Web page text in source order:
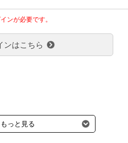
します。
分かれる場合の送料負担は、１回分
せん。
注文の場合は、大型商品送料のみご
ンが必要です。
ンはこちら
もっと見る